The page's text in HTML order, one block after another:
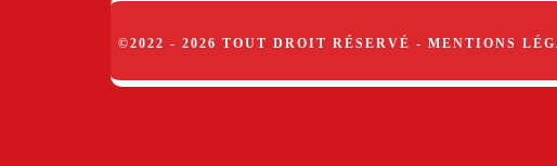
©2022 - 2026 TOUT DROIT RÉSERVÉ - MENTIONS